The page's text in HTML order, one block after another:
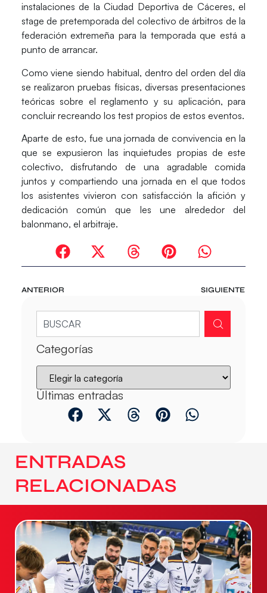
instalaciones de la Ciudad Deportiva de Cáceres, el
stage de pretemporada del colectivo de árbitros de la
federación extremeña para la temporada que está a
punto de arrancar.
Como viene siendo habitual, dentro del orden del día
se realizaron pruebas físicas, diversas presentaciones
teóricas sobre el reglamento y su aplicación, para
concluir recreando los test propios de estos eventos.
Aparte de esto, fue una jornada de convivencia en la
que se expusieron las inquietudes propias de este
colectivo, disfrutando de una agradable comida
juntos y compartiendo una jornada en el que todos
los asistentes vivieron con satisfacción la afición y
dedicación común que les une alrededor del
balonmano, el arbitraje.
ANTERIOR SIGUIENTE
Categorías
Últimas entradas
ENTRADAS
RELACIONADAS